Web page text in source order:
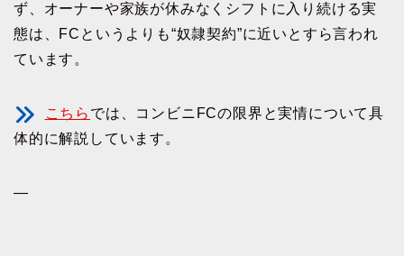
ず、オーナーや家族が休みなくシフトに入り続ける実
態は、FCというよりも“奴隷契約”に近いとすら言われ
ています。
こちら では、コンビニFCの限界と実情について具
体的に解説しています。
—